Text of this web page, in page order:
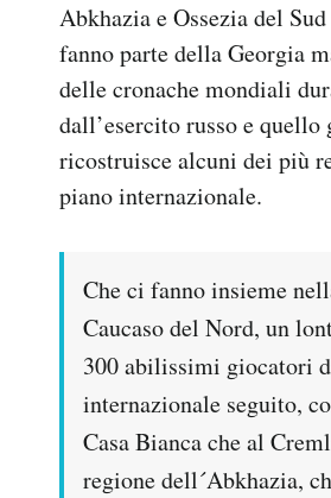
Altrecose
Mondiali calcio 2026
Abkhazia e Ossezia del
fanno parte della Georgia
delle cronache mondiali
dall’esercito russo e
ricostruisce alcuni dei più
piano internazionale.
Che ci fanno insieme
Caucaso del Nord, un
300 abilissimi giocatori
internazionale seguito,
Casa Bianca che al
regione dell´Abkhazia,